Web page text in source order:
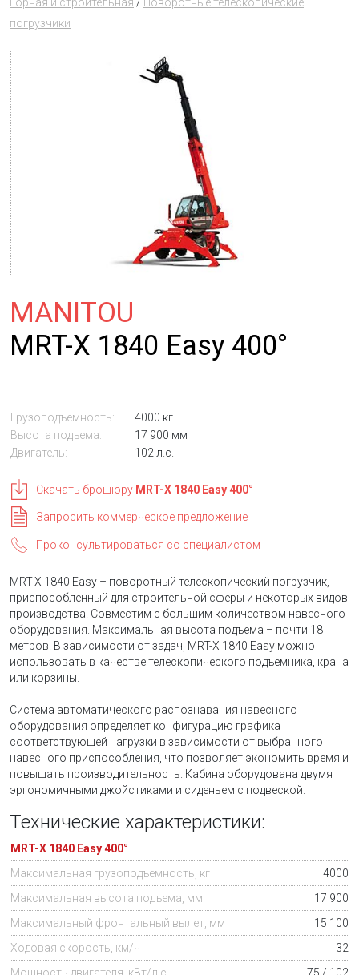
погрузчики
MANITOU
MRT-X 1840 Easy 400°
Грузоподъемность:
4000 кг
Высота подъема:
17 900 мм
Двигатель:
102 л.с.
Скачать брошюру MRT-X 1840 Easy 400°
Запросить коммерческое предложение
Проконсультироваться со специалистом
MRT-X 1840 Easy – поворотный телескопический погрузчик,
приспособленный для строительной сферы и некоторых видов
производства. Совместим с большим количеством навесного
оборудования. Максимальная высота подъема – почти 18
метров. В зависимости от задач, MRT-X 1840 Easy можно
использовать в качестве телескопического подъемника, крана
или корзины.
Система автоматического распознавания навесного
оборудования определяет конфигурацию графика
соответствующей нагрузки в зависимости от выбранного
навесного приспособления, что позволяет экономить время и
повышать производительность. Кабина оборудована двумя
эргономичными джойстиками и сиденьем с подвеской.
Технические характеристики:
MRT-X 1840 Easy 400°
Максимальная грузоподъемность, кг
4000
Максимальная высота подъема, мм
17 900
Максимальный фронтальный вылет, мм
15 100
Ходовая скорость, км/ч
32